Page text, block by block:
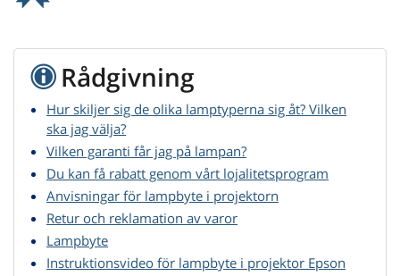
Rådgivning
Hur skiljer sig de olika lamptyperna sig åt? Vilken
ska jag välja?
Vilken garanti får jag på lampan?
Du kan få rabatt genom vårt lojalitetsprogram
Anvisningar för lampbyte i projektorn
Retur och reklamation av varor
Lampbyte
Instruktionsvideo för lampbyte i projektor Epson